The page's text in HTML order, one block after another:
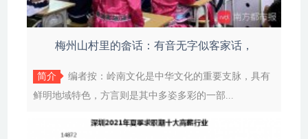
梅州山村里的畲话：有音无字似客家话，
简介
编者按：岭南文化是中华文化的重要支脉，具有
鲜明地域特色，方言则是其中多姿多彩的一部...